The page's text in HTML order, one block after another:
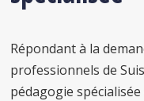
Répondant à la
professionnels de
pédagogie